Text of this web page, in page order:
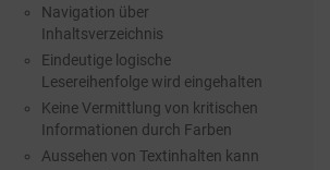
Navigation über
Inhaltsverzeichnis
Eindeutige logische
Lesereihenfolge wird eingehalten
Keine Vermittlung von kritischen
Informationen durch Farben
Aussehen von Textinhalten kann